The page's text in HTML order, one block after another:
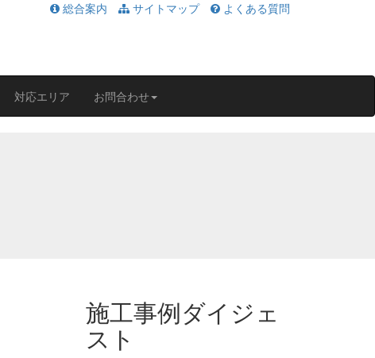
総合案内 サイトマップ よくある質問
対応エリア お問合わせ
施工事例ダイジェ
スト